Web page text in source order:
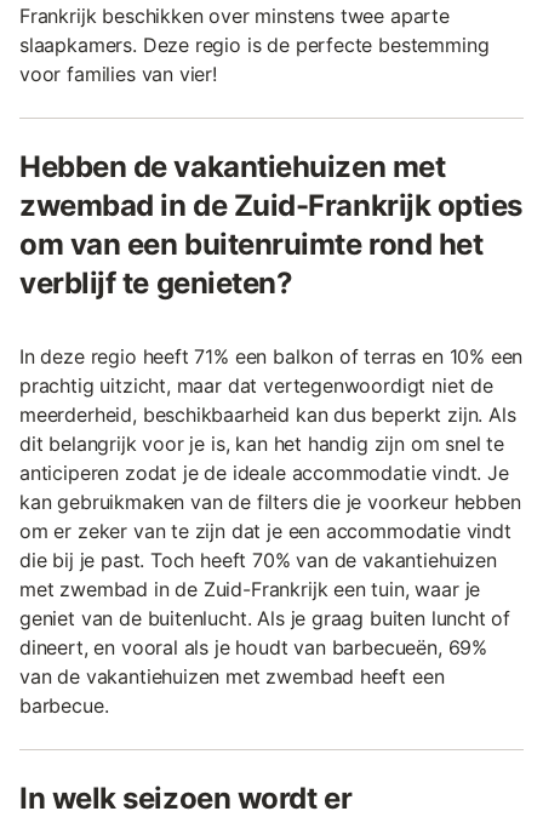
Frankrijk beschikken over minstens twee aparte
slaapkamers. Deze regio is de perfecte bestemming
voor families van vier!
Hebben de vakantiehuizen met
zwembad in de Zuid-Frankrijk opties
om van een buitenruimte rond het
verblijf te genieten?
In deze regio heeft 71% een balkon of terras en 10% een
prachtig uitzicht, maar dat vertegenwoordigt niet de
meerderheid, beschikbaarheid kan dus beperkt zijn. Als
dit belangrijk voor je is, kan het handig zijn om snel te
anticiperen zodat je de ideale accommodatie vindt. Je
kan gebruikmaken van de filters die je voorkeur hebben
om er zeker van te zijn dat je een accommodatie vindt
die bij je past. Toch heeft 70% van de vakantiehuizen
met zwembad in de Zuid-Frankrijk een tuin, waar je
geniet van de buitenlucht. Als je graag buiten luncht of
dineert, en vooral als je houdt van barbecueën, 69%
van de vakantiehuizen met zwembad heeft een
barbecue.
In welk seizoen wordt er